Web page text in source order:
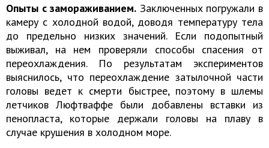
Опыты с замораживанием. Заключенных погружали в
камеру с холодной водой, доводя температуру тела
до предельно низких значений. Если подопытный
выживал, на нем проверяли способы спасения от
переохлаждения. По результатам экспериментов
выяснилось, что переохлаждение затылочной части
головы ведет к смерти быстрее, поэтому в шлемы
летчиков Люфтваффе были добавлены вставки из
пенопласта, которые держали головы на плаву в
случае крушения в холодном море.